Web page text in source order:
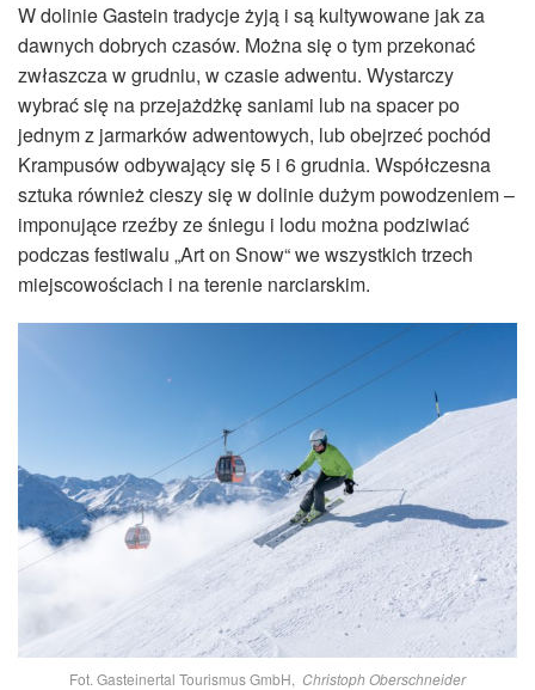
W dolinie Gastein tradycje żyją i są kultywowane jak za
dawnych dobrych czasów. Można się o tym przekonać
zwłaszcza w grudniu, w czasie adwentu. Wystarczy
wybrać się na przejażdżkę saniami lub na spacer po
jednym z jarmarków adwentowych, lub obejrzeć pochód
Krampusów odbywający się 5 i 6 grudnia. Współczesna
sztuka również cieszy się w dolinie dużym powodzeniem –
imponujące rzeźby ze śniegu i lodu można podziwiać
podczas festiwalu „Art on Snow“ we wszystkich trzech
miejscowościach i na terenie narciarskim.
Fot. Gasteinertal Tourismus GmbH, Christoph Oberschneider